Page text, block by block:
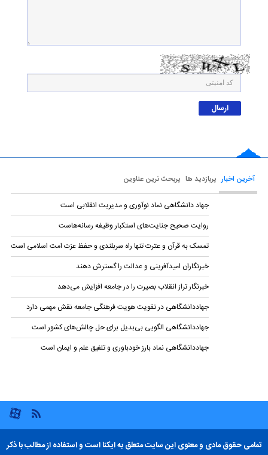
آخرین اخبار پربازدید ها پربحث ترین عناوین
جهاد دانشگاهی نماد نوآوری و مدیریت انقلابی است
روایت صحیح جنایت‌های استکبار وظیفه رسانه‌هاست
تمسک به قرآن و عترت تنها راه سربلندی و حفظ عزت امت اسلامی است
خبرنگاران امیدآفرینی و عدالت را گسترش دهند
خبرنگار تراز انقلاب بصیرت را در جامعه افزایش می‌دهد
جهاددانشگاهی در تقویت هویت فرهنگی جامعه نقش مهمی دارد
جهاددانشگاهی الگویی بی‌بدیل برای حل چالش‌های کشور است
جهاددانشگاهی نماد بارز خودباوری و تلفیق علم و ایمان است
تمامی حقوق مادی و معنوی این سایت متعلق به ایکنا است و استفاده از مطالب با ذکر